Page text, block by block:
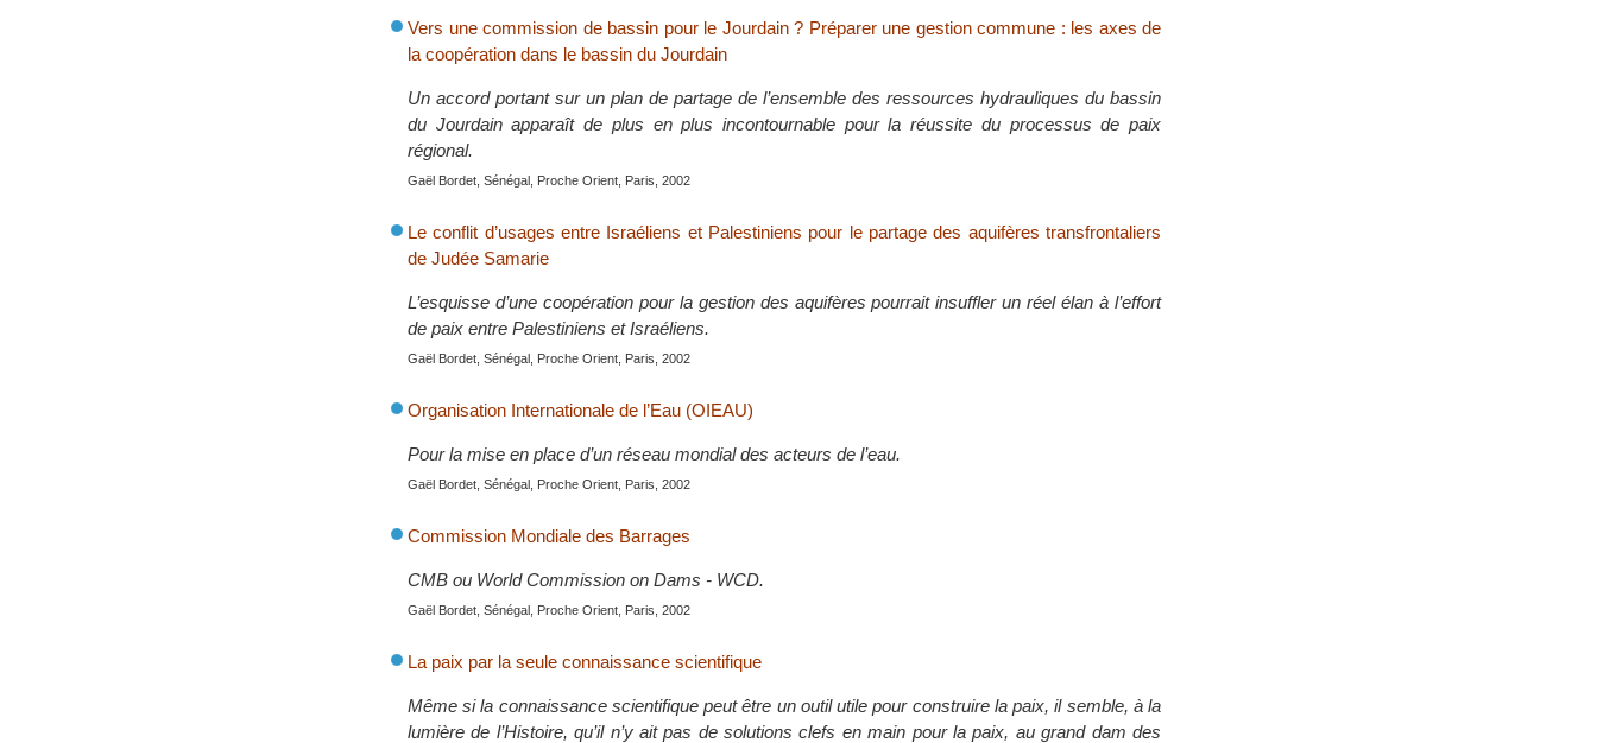
Vers une commission de bassin pour le Jourdain ? Préparer une gestion commune : les axes de
la coopération dans le bassin du Jourdain
Un accord portant sur un plan de partage de l’ensemble des ressources hydrauliques du bassin
du Jourdain apparaît de plus en plus incontournable pour la réussite du processus de paix
régional.
Gaël Bordet, Sénégal, Proche Orient, Paris, 2002
Le conflit d’usages entre Israéliens et Palestiniens pour le partage des aquifères transfrontaliers
de Judée Samarie
L’esquisse d’une coopération pour la gestion des aquifères pourrait insuffler un réel élan à l’effort
de paix entre Palestiniens et Israéliens.
Gaël Bordet, Sénégal, Proche Orient, Paris, 2002
Organisation Internationale de l’Eau (OIEAU)
Pour la mise en place d’un réseau mondial des acteurs de l’eau.
Gaël Bordet, Sénégal, Proche Orient, Paris, 2002
Commission Mondiale des Barrages
CMB ou World Commission on Dams - WCD.
Gaël Bordet, Sénégal, Proche Orient, Paris, 2002
La paix par la seule connaissance scientifique
Même si la connaissance scientifique peut être un outil utile pour construire la paix, il semble, à la
lumière de l’Histoire, qu’il n’y ait pas de solutions clefs en main pour la paix, au grand dam des